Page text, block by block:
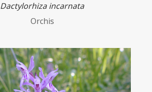
Dactylorhiza incarnata
Orchis